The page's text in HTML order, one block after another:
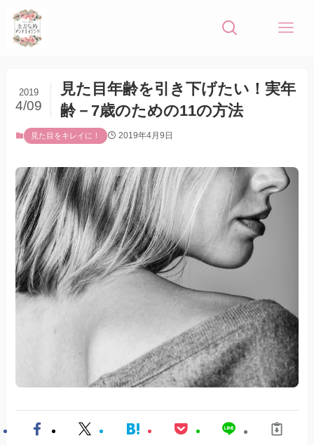
見た目年齢を引き下げたい！実年
齢－7歳のための11の方法
2019
4/09
見た目をキレイに！ 2019年4月9日